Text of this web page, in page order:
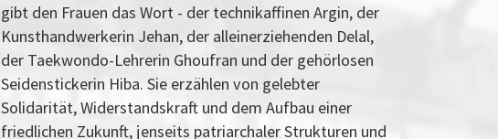
gibt den Frauen das Wort - der technikaffinen Argin, der
Kunsthandwerkerin Jehan, der alleinerziehenden Delal,
der Taekwondo-Lehrerin Ghoufran und der gehörlosen
Seidenstickerin Hiba. Sie erzählen von gelebter
Solidarität, Widerstandskraft und dem Aufbau einer
friedlichen Zukunft, jenseits patriarchaler Strukturen und